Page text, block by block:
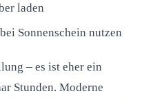
laden
bei Sonnenschein nutzen
– es ist eher ein
Stunden. Moderne